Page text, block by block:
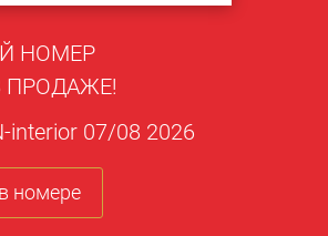
НОМЕР
ПРОДАЖЕ!
interior 07/08 2026
номере